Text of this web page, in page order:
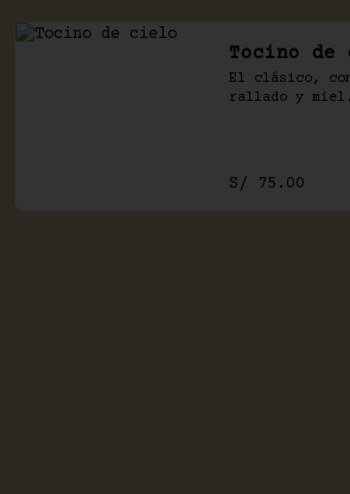
Tocino de
El clásico,
rallado y miel.
S/ 75.00